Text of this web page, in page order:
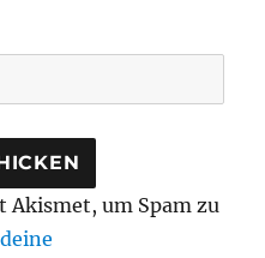
Akismet, um Spam zu